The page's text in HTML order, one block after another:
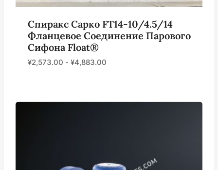
Спиракс Сарко FT14-10/4.5/14
Фланцевое Соединение Парового
Сифона Float®
¥2,573.00 - ¥4,883.00